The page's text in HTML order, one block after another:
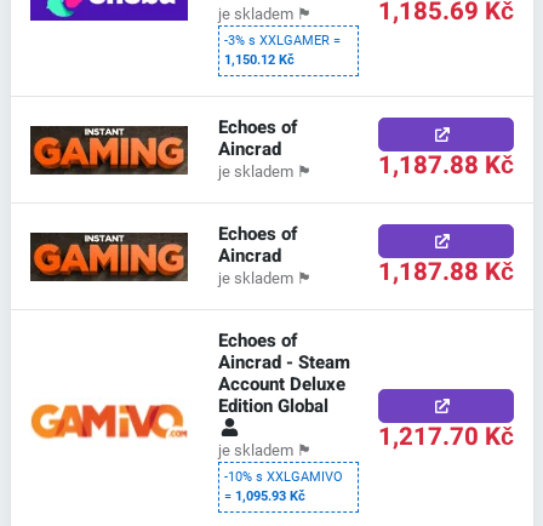
je skladem 🏴
-3% s XXLGAMER =
1,150.12 Kč
1,185.69 Kč
Echoes of
Aincrad
je skladem 🏴 1,187.88 Kč
Echoes of
Aincrad
je skladem 🏴 1,187.88 Kč
Echoes of
Aincrad - Steam
Account Deluxe
Edition Global
je skladem 🏴
-10% s XXLGAMIVO
=1,095.93 Kč
1,217.70 Kč